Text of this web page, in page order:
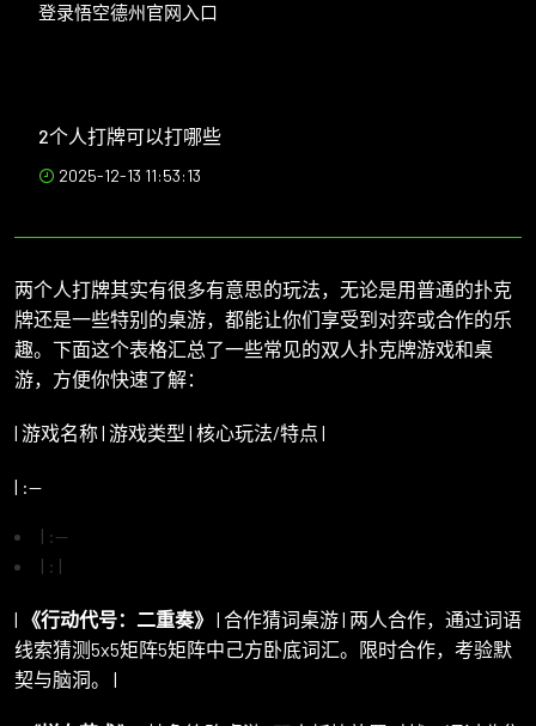
登录悟空德州官网入口
2个人打牌可以打哪些
2025-12-13 11:53:13
两个人打牌其实有很多有意思的玩法，无论是用普通的扑克
牌还是一些特别的桌游，都能让你们享受到对弈或合作的乐
趣。下面这个表格汇总了一些常见的双人扑克牌游戏和桌
游，方便你快速了解：
| 游戏名称 | 游戏类型 | 核心玩法/特点 |
| :--
| :--
| : |
| 《行动代号：二重奏》 | 合作猜词桌游 | 两人合作，通过词语
线索猜测5x5矩阵5矩阵中己方卧底词汇。限时合作，考验默
契与脑洞。 |